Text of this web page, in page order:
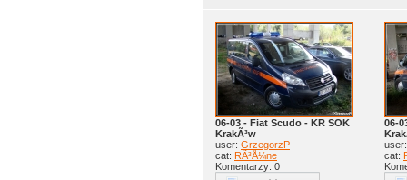
06-03 - Fiat Scudo - KR SOK
KrakÃ³w
user: GrzegorzP
cat: RÃ³Å¼ne
Komentarzy: 0
06-
cat: